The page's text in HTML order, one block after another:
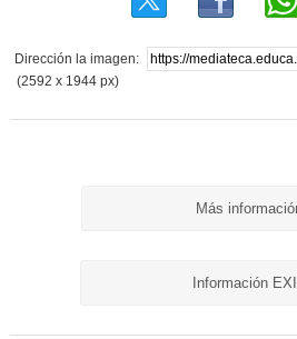
Dirección la imagen:
(2592 x 1944 px)
Más
Información